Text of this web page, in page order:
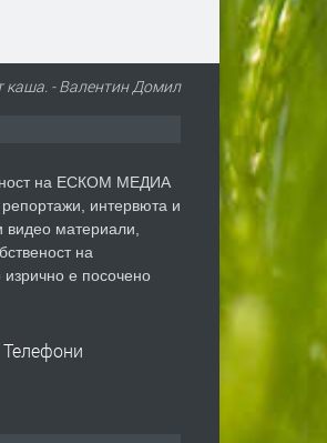
каша. - Валентин Домил
на ЕСКОМ МЕДИА
интервюта и
видео материали,
на
е посочено
Телефони